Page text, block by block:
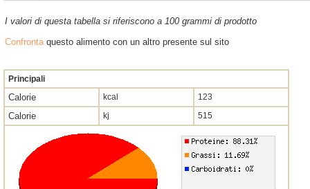
I valori di questa tabella si riferiscono a 100 grammi di prodotto
Confrontaquesto alimento con un altro presente sul sito
Principali
Calorie kcal 123
Calorie kj 515